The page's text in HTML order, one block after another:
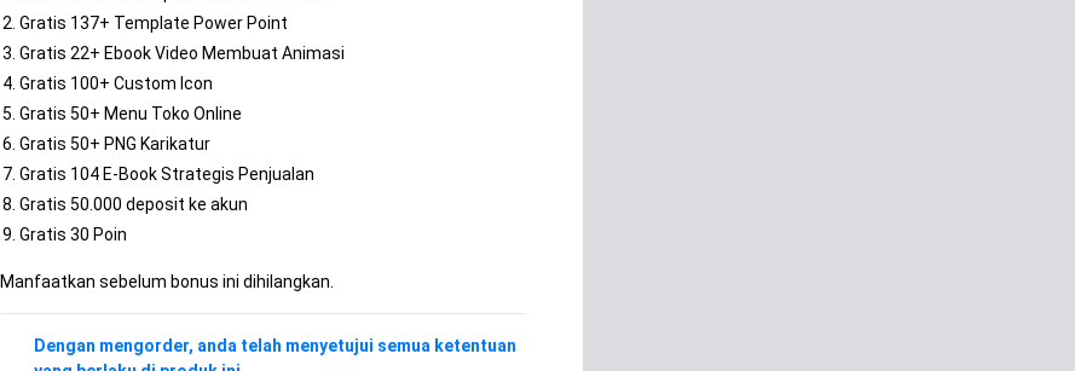
Gratis 137+ Template Power Point
Gratis 22+ Ebook Video Membuat Animasi
Gratis 100+ Custom Icon
Gratis 50+ Menu Toko Online
Gratis 50+ PNG Karikatur
Gratis 104 E-Book Strategis Penjualan
Gratis 50.000 deposit ke akun
Gratis 30 Poin
Manfaatkan sebelum bonus ini dihilangkan.
Dengan mengorder, anda telah menyetujui semua ketentuan